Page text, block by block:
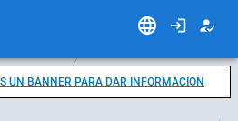
UN BANNER PARA DAR INFORMACION